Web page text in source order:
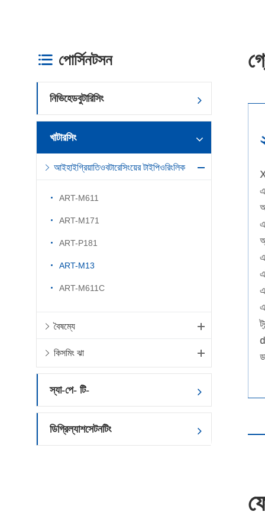
 পোর্সিনটসন
নিভিহেডবুটারিসিং
খাটারসিং
আইহাইগ্রিয়াতিওবটারেসিংয়ের টাইপিওরিংলিক
ART-M611
ART-M171
ART-P181
ART-M13
ART-M611C
বৈষম্যে
কিসমিং ঝা
স্যা-পে- টি-
ডিগ্রিল্যাশসেটনটিং
আদিবাসোরিয়া স্পেন্ডারিডিস-কর্মীকরণে